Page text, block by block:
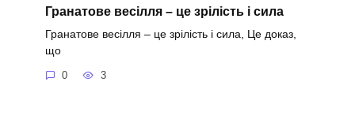
Гранатове весілля – це зрілість і сила
Гранатове весілля – це зрілість і сила, Це доказ,
що
0 3